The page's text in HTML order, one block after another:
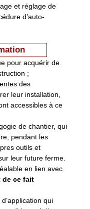
et réglage de
d’auto-
pour acquérir de
;
des
leur installation,
accessibles à ce
de chantier, qui
pendant les
outils et
leur future ferme.
en lien avec
de ce fait
qui